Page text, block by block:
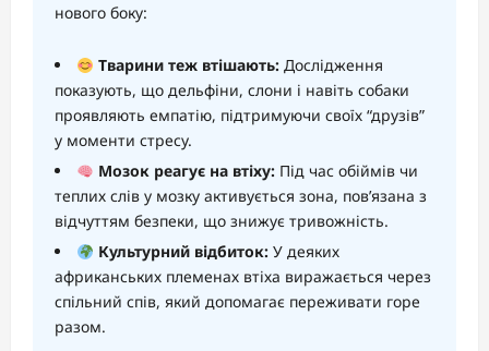
нового боку:
Тварини теж втішають:Дослідження
показують, що дельфіни, слони і навіть собаки
проявляють емпатію, підтримуючи своїх “друзів”
у моменти стресу.
Мозок реагує на втіху:Під час обіймів чи
теплих слів у мозку активується зона, пов’язана з
відчуттям безпеки, що знижує тривожність.
Культурний відбиток:У деяких
африканських племенах втіха виражається через
спільний спів, який допомагає переживати горе
разом.